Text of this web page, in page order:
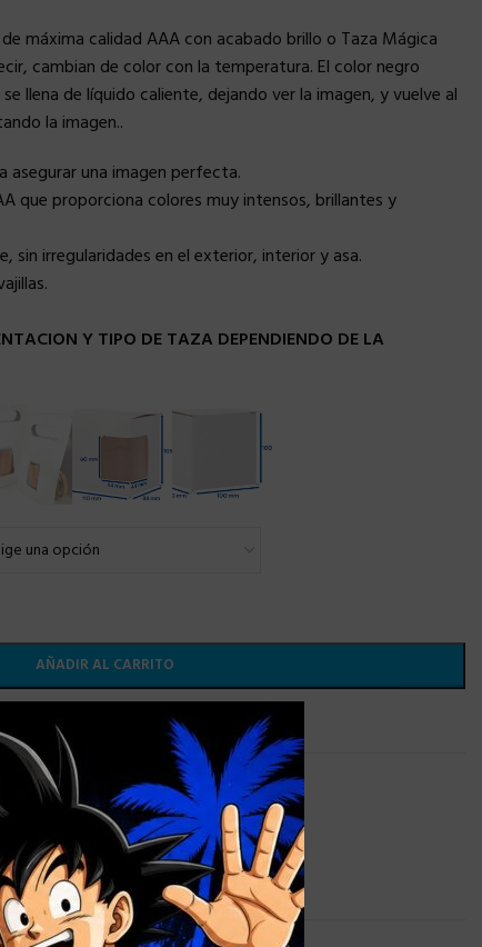
máxima calidad AAA con acabado brillo o Taza Mágica
cambian de color con la temperatura. El color negro
llena de líquido caliente, dejando ver la imagen, y vuelve al
la imagen..
asegurar una imagen perfecta.
que proporciona colores muy intensos, brillantes y
sin irregularidades en el exterior, interior y asa.
Y TIPO DE TAZA DEPENDIENDO DE LA
AÑADIR AL CARRITO
de deseos
PERSONALIZADAS